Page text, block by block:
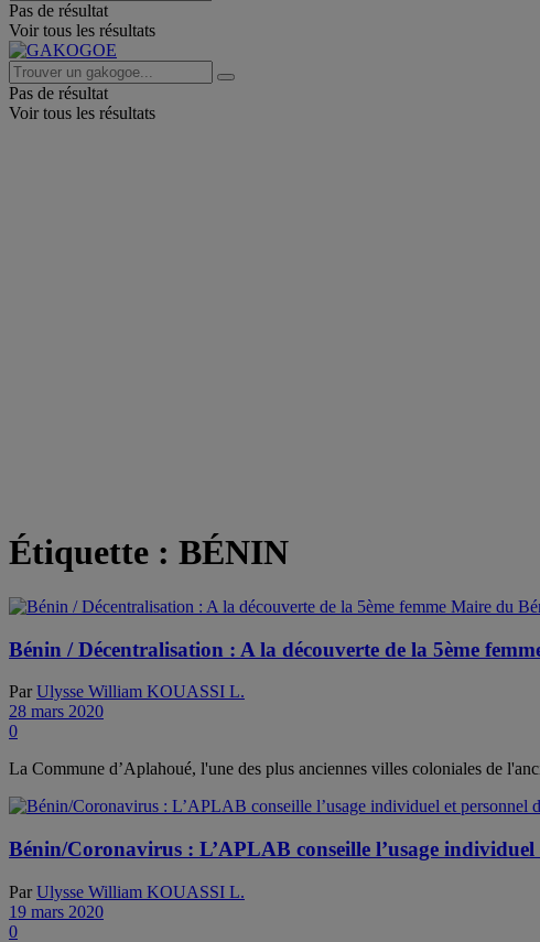
Pas de résultat
Voir tous les résultats
Pas de résultat
Voir tous les résultats
Étiquette : BÉNIN
Bénin / Décentralisation : A la découverte de la 5ème
Par Ulysse William KOUASSI L.
28 mars 2020
0
La Commune d’Aplahoué, l'une des plus anciennes villes coloniales de
Bénin/Coronavirus : L’APLAB conseille l’usage
Par Ulysse William KOUASSI L.
19 mars 2020
0